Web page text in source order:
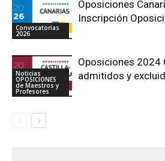
Convocatorias
2026
Oposiciones
Inscripción
Noticias
OPOSICIONES
de Maestros y
Profesores
Oposiciones 2024
admitidos y